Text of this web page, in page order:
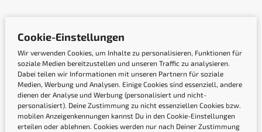
Gütesiegel
Cookie-Einstellungen
Wir verwenden Cookies, um Inhalte zu personalisieren, Funktionen für
soziale Medien bereitzustellen und unseren Traffic zu analysieren.
Dabei teilen wir Informationen mit unseren Partnern für soziale
Medien, Werbung und Analysen. Einige Cookies sind essenziell, andere
dienen der Analyse und Werbung (personalisiert und nicht-
personalisiert). Deine Zustimmung zu nicht essenziellen Cookies bzw.
mobilen Anzeigenkennungen kannst Du in den Cookie-Einstellungen
erteilen oder ablehnen. Cookies werden nur nach Deiner Zustimmung